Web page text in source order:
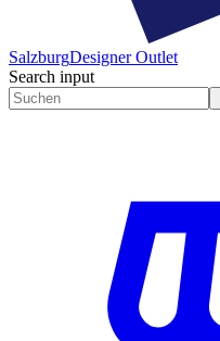
SalzburgDesigner Outlet
Search input